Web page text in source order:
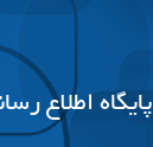
پایگاه اطلاع